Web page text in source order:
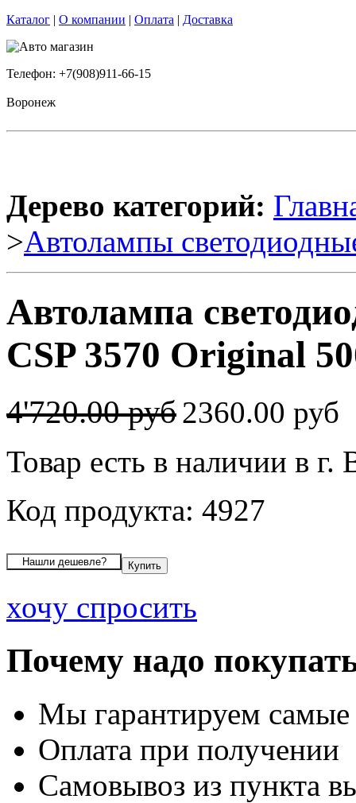
Каталог | О компании | Оплата | Доставка
Телефон: +7(908)911-66-15
Воронеж
Дерево категорий:
>Автолампы
Автолампа
CSP 3570 Original
4'720.00 руб2360.00 руб
Товар есть в наличии в г.
Код продукта: 4927
хочу спросить
Почему надо
Мы гарантируем
Оплата при получении
Самовывоз из пункта